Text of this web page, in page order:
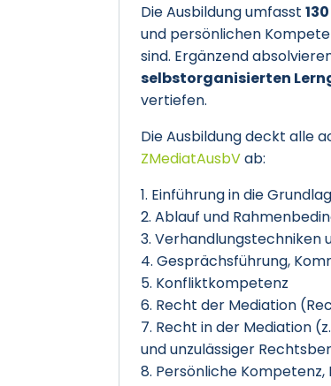
Die Ausbildung umfasst
und persönlichen
sind. Ergänzend
selbstorganisierten
vertiefen.
Die Ausbildung deckt alle
ZMediatAusbVab:
Einführung in die
Ablauf und
Verhandlungstechniken
Gesprächsführung,
Konfliktkompetenz
Recht der Mediation
Recht in der Mediation
und unzulässiger
Persönliche